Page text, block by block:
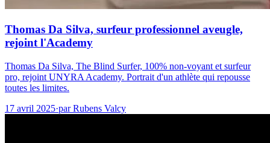
Thomas Da Silva, surfeur professionnel aveugle,
rejoint l'Academy
Thomas Da Silva, The Blind Surfer, 100% non-voyant et surfeur
pro, rejoint UNYRA Academy. Portrait d'un athlète qui repousse
toutes les limites.
17 avril 2025·par Rubens Valcy